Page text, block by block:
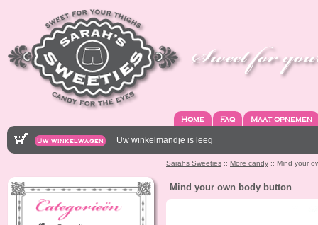
Home Faq Maat opnemen
Uw winkelwagen Uw winkelmandje is leeg
Sarahs Sweeties :: More candy :: Mind your
Mind your own body button